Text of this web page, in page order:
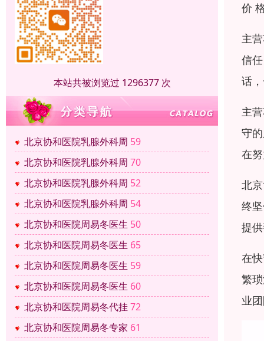
本站共被浏览过 1296377 次
北京协和医院乳腺外科周 59
北京协和医院乳腺外科周 70
北京协和医院乳腺外科周 52
北京协和医院乳腺外科周 54
北京协和医院周易冬医生 50
北京协和医院周易冬医生 65
北京协和医院周易冬医生 59
北京协和医院周易冬医生 60
北京协和医院周易冬代挂72
北京协和医院周易冬专家 61
价
主
信
话
主
守
在
北
终
提
在
繁
业